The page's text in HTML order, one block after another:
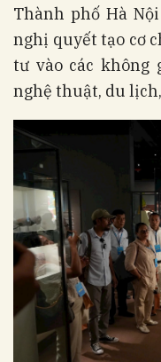
Thành phố Hà
nghị quyết tạo cơ
tư vào các không
nghệ thuật, du